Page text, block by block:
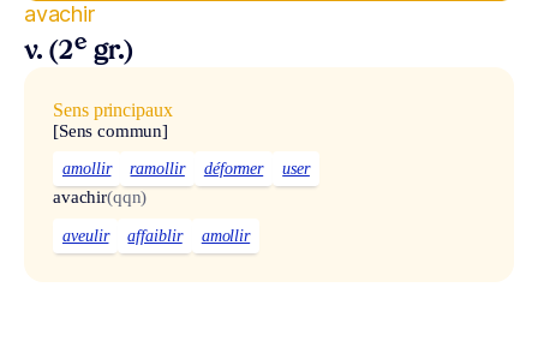
avachir
v. (2e gr.)
Sens principaux
[Sens commun]
amollir ramollir déformer user
avachir(qqn)
aveulir affaiblir amollir